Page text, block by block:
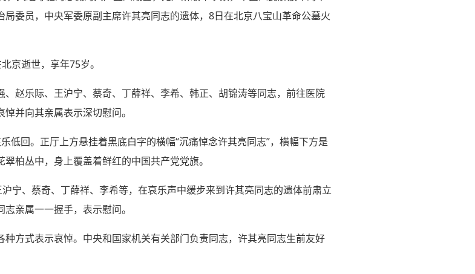
委员，中央军委原副主席许其亮同志的遗体，8日在北京八宝山革命公墓火
京逝世，享年75岁。
赵乐际、王沪宁、蔡奇、丁薛祥、李希、韩正、胡锦涛等同志，前往医院
并向其亲属表示深切慰问。
低回。正厅上方悬挂着黑底白字的横幅“沉痛悼念许其亮同志”，横幅下方是
柏丛中，身上覆盖着鲜红的中国共产党党旗。
宁、蔡奇、丁薛祥、李希等，在哀乐声中缓步来到许其亮同志的遗体前肃立
亲属一一握手，表示慰问。
方式表示哀悼。中央和国家机关有关部门负责同志，许其亮同志生前友好